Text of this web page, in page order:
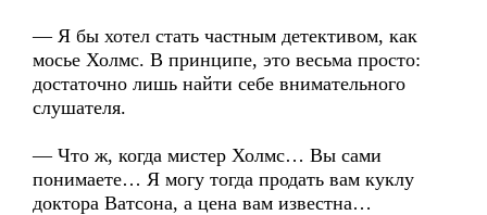
— Я бы хотел стать частным детективом, как
мосье Холмс. В принципе, это весьма просто:
достаточно лишь найти себе внимательного
слушателя.
— Что ж, когда мистер Холмс… Вы сами
понимаете… Я могу тогда продать вам куклу
доктора Ватсона, а цена вам известна…